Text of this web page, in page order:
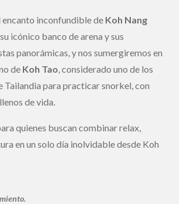
inconfundible de Koh Nang
icónico banco de arena y sus
panorámicas, y nos sumergiremos en
de Koh Tao, considerado uno de los
Tailandia para practicar snorkel, con
de vida.
quienes buscan combinar relax,
en un solo día inolvidable desde Koh
.